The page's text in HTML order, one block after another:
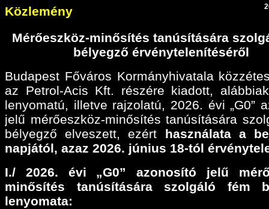
Közlemény
Mérőeszköz-minősítés tanúsítására
bélyegző érvénytelenítéséről
Budapest Főváros Kormányhivatala
az Petrol-Acis Kft. részére kiadott,
lenyomatú, illetve rajzolatú, 2026. évi „G0”
jelű mérőeszköz-minősítés tanúsítására
bélyegző elveszett, ezért használata a
napjától, azaz 2026. június 18-tól
I./ 2026. évi „G0” azonosító jelű
minősítés tanúsítására szolgáló fém
lenyomata: